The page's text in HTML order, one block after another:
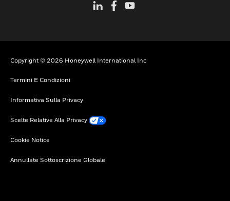
Copyright © 2026 Honeywell International Inc
Termini E Condizioni
Informativa Sulla Privacy
Scelte Relative Alla Privacy
Cookie Notice
Annullate Sottoscrizione Globale